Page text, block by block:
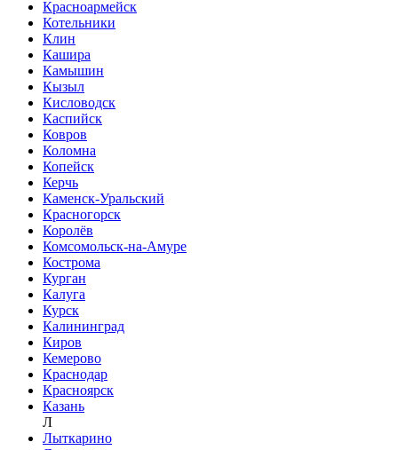
Красноармейск
Котельники
Клин
Кашира
Камышин
Кызыл
Кисловодск
Каспийск
Ковров
Коломна
Копейск
Керчь
Каменск-Уральский
Красногорск
Королёв
Комсомольск-на-Амуре
Кострома
Курган
Калуга
Курск
Калининград
Киров
Кемерово
Краснодар
Красноярск
Казань
Л
Лыткарино